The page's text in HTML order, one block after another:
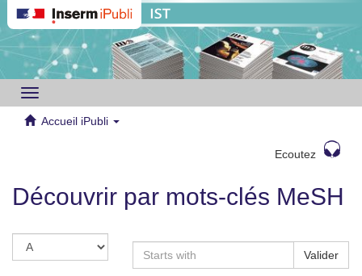
Toggle
navigation
Accueil iPubli
Ecoutez
Découvrir par mots-clés MeSH
Valider